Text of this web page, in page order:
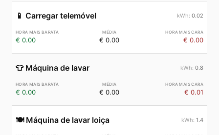
📱 Carregar telemóvel 0.02
€ 0.00 € 0.00 € 0.00
👕 Máquina de lavar 0.8
€ 0.00 € 0.00 € 0.01
🍽️ Máquina de lavar loiça 1.4